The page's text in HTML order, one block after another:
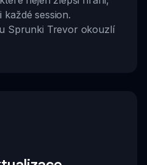
každé session.
Sprunki Trevor okouzlí